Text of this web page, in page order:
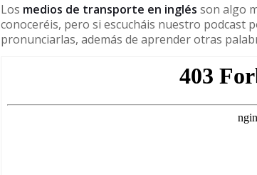
Los medios de transporte en inglés son algo
conoceréis, pero si escucháis nuestro podcast
pronunciarlas, además de aprender otras